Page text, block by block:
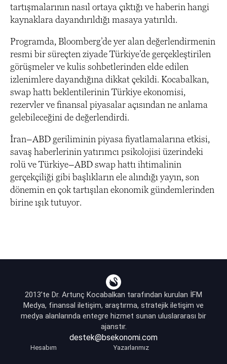
tartışmalarının nasıl ortaya çıktığı ve haberin hangi
kaynaklara dayandırıldığı masaya yatırıldı.
Programda, Bloomberg’de yer alan değerlendirmenin
resmi bir süreçten ziyade Türkiye’de gerçekleştirilen
görüşmeler ve kulis sohbetlerinden elde edilen
izlenimlere dayandığına dikkat çekildi. Kocabalkan,
swap hattı beklentilerinin Türkiye ekonomisi,
rezervler ve finansal piyasalar açısından ne anlama
gelebileceğini de değerlendirdi.
İran–ABD geriliminin piyasa fiyatlamalarına etkisi,
savaş haberlerinin yatırımcı psikolojisi üzerindeki
rolü ve Türkiye–ABD swap hattı ihtimalinin
gerçekçiliği gibi başlıkların ele alındığı yayın, son
dönemin en çok tartışılan ekonomik gündemlerinden
birine ışık tutuyor.
2013’te Dr. Artunç Kocabalkan tarafından kurulan İFM
Medya, finansal iletişim, araştırma, stratejik iletişim ve
medya alanlarında entegre hizmet sunan uluslararası bir
ajanstır.
destek@bsekonomi.com
Hesabım Yazarlarımız